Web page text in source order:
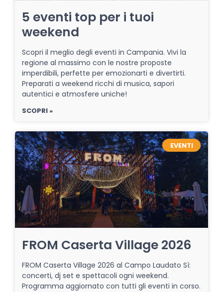
5 eventi top per i tuoi
weekend
Scopri il meglio degli eventi in Campania. Vivi la
regione al massimo con le nostre proposte
imperdibili, perfette per emozionarti e divertirti.
Preparati a weekend ricchi di musica, sapori
autentici e atmosfere uniche!
SCOPRI »
EVENTI
FROM Caserta Village 2026
FROM Caserta Village 2026 al Campo Laudato Sì:
concerti, dj set e spettacoli ogni weekend.
Programma aggiornato con tutti gli eventi in corso.